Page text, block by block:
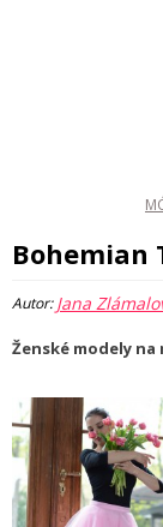
Bohemian
Autor:Jana
Ženské modely